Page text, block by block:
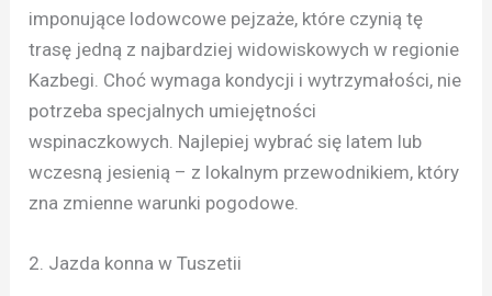
imponujące lodowcowe pejzaże, które czynią tę
trasę jedną z najbardziej widowiskowych w regionie
Kazbegi. Choć wymaga kondycji i wytrzymałości, nie
potrzeba specjalnych umiejętności
wspinaczkowych. Najlepiej wybrać się latem lub
wczesną jesienią – z lokalnym przewodnikiem, który
zna zmienne warunki pogodowe.
2. Jazda konna w Tuszetii